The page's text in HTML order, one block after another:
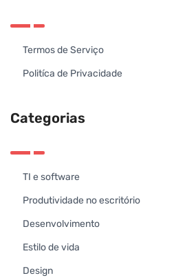
Termos de Serviço
Politíca de Privacidade
Categorias
TI e software
Produtividade no escritório
Desenvolvimento
Estilo de vida
Design